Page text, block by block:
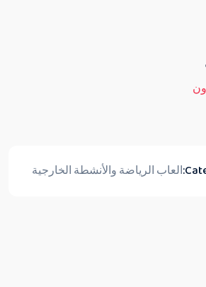
العاب الرياضة والأنشطة الخارجية